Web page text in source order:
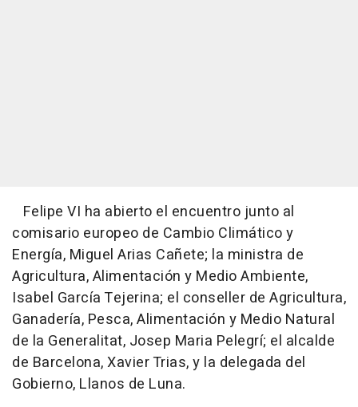
Felipe VI ha abierto el encuentro junto al
comisario europeo de Cambio Climático y
Energía, Miguel Arias Cañete; la ministra de
Agricultura, Alimentación y Medio Ambiente,
Isabel García Tejerina; el conseller de Agricultura,
Ganadería, Pesca, Alimentación y Medio Natural
de la Generalitat, Josep Maria Pelegrí; el alcalde
de Barcelona, Xavier Trias, y la delegada del
Gobierno, Llanos de Luna.